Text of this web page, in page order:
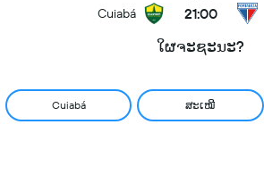
Cuiabá 21:00
ໃຜຈະຊະນະ?
Cuiabá ສະເໝີ